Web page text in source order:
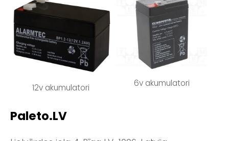
Paleto.LV
12v akumulatori 6v akumulatori